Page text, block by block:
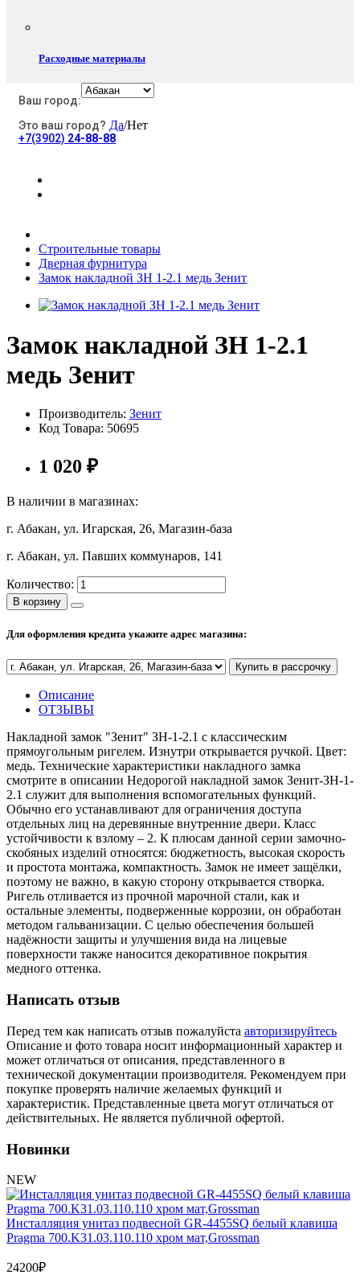
Расходные материалы
Электротовары
Строительные товары
Полезные статьи
Новости и Акции
Оплата и доставка
Адреса Сервис-центров
Условия возврата товара
Обмен и возврат товара
Вакансии
Ваш город:
Это ваш город? Да/Нет
+7(3902) 24-88-88
Строительные товары
Дверная фурнитура
Замок накладной ЗН 1-2.1 медь Зенит
Замок накладной ЗН 1-2.1
медь Зенит
Производитель: Зенит
Код Товара: 50695
1 020 ₽
В наличии в магазинах:
г. Абакан, ул. Игарская, 26, Магазин-база
г. Абакан, ул. Павших коммунаров, 141
Количество:
В корзину
Для оформления кредита укажите адрес магазина:
Купить в рассрочку
Описание
ОТЗЫВЫ
Накладной замок "Зенит" ЗН-1-2.1 с классическим
прямоугольным ригелем. Изнутри открывается ручкой. Цвет:
медь. Технические характеристики накладного замка
смотрите в описании Недорогой накладной замок Зенит-ЗН-1-
2.1 служит для выполнения вспомогательных функций.
Обычно его устанавливают для ограничения доступа
отдельных лиц на деревянные внутренние двери. Класс
устойчивости к взлому – 2. К плюсам данной серии замочно-
скобяных изделий относятся: бюджетность, высокая скорость
и простота монтажа, компактность. Замок не имеет защёлки,
поэтому не важно, в какую сторону открывается створка.
Ригель отливается из прочной марочной стали, как и
остальные элементы, подверженные коррозии, он обработан
методом гальванизации. С целью обеспечения большей
надёжности защиты и улучшения вида на лицевые
поверхности также наносится декоративное покрытия
медного оттенка.
Написать отзыв
Перед тем как написать отзыв пожалуйста авторизируйтесь
Описание и фото товара носит информационный характер и
может отличаться от описания, представленного в
технической документации производителя. Рекомендуем при
покупке проверять наличие желаемых функций и
характеристик. Представленные цвета могут отличаться от
действительных. Не является публичной офертой.
Новинки
NEW
Инсталляция унитаз подвесной GR-4455SQ белый клавиша
Pragma 700.K31.03.110.110 хром мат,Grossman
24200₽